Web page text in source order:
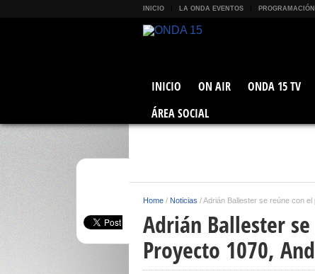
INICIO LA ONDA EVENTOS PROGRAMACIÓN
INICIO ON AIR ONDA 15 TV
ÁREA SOCIAL
Home / Noticias /Adrián Ballester se reúne con
Adrián Ballester
Proyecto 1070,